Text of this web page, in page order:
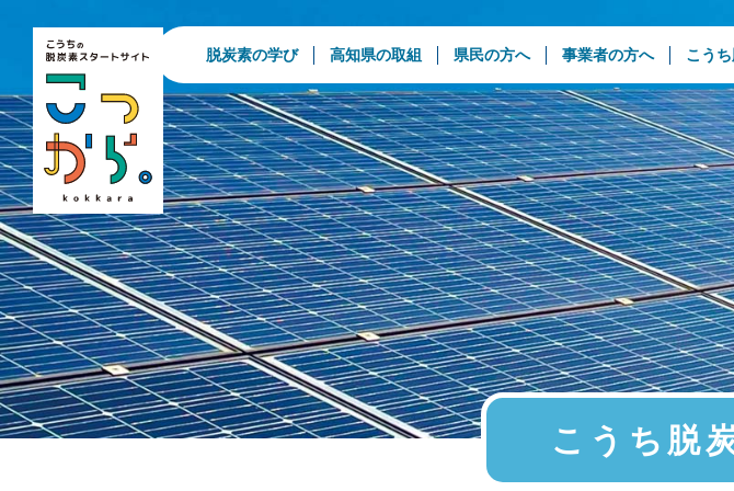
脱炭素の学び 高知県の取組 県民の方へ 事業者の方へ こう
こうち脱